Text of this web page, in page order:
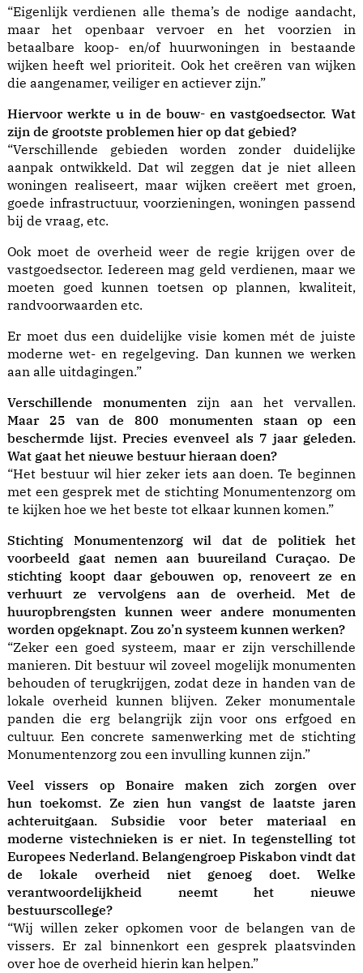
“Eigenlijk verdienen alle thema’s de nodige aandacht,
maar het openbaar vervoer en het voorzien in
betaalbare koop- en/of huurwoningen in bestaande
wijken heeft wel prioriteit. Ook het creëren van wijken
die aangenamer, veiliger en actiever zijn.”
Hiervoor werkte u in de bouw- en vastgoedsector. Wat
zijn de grootste problemen hier op dat gebied?
“Verschillende gebieden worden zonder duidelijke
aanpak ontwikkeld. Dat wil zeggen dat je niet alleen
woningen realiseert, maar wijken creëert met groen,
goede infrastructuur, voorzieningen, woningen passend
bij de vraag, etc.
Ook moet de overheid weer de regie krijgen over de
vastgoedsector. Iedereen mag geld verdienen, maar we
moeten goed kunnen toetsen op plannen, kwaliteit,
randvoorwaarden etc.
Er moet dus een duidelijke visie komen mét de juiste
moderne wet- en regelgeving. Dan kunnen we werken
aan alle uitdagingen.”
Verschillende monumenten zijn aan het vervallen.
Maar25 van de 800 monumenten staan op een
beschermde lijst. Precies evenveel als 7 jaar geleden.
Wat gaat het nieuwe bestuur hieraan doen?
“Het bestuur wil hier zeker iets aan doen. Te beginnen
met een gesprek met de stichting Monumentenzorg om
te kijken hoe we het beste tot elkaar kunnen komen.”
Stichting Monumentenzorg wil dat de politiek het
voorbeeld gaat nemen aan buureiland Curaçao. De
stichting koopt daar gebouwen op, renoveert ze en
verhuurt ze vervolgens aan de overheid. Met de
huuropbrengsten kunnen weer andere monumenten
worden opgeknapt. Zou zo’n systeem kunnen werken?
“Zeker een goed systeem, maar er zijn verschillende
manieren. Dit bestuur wil zoveel mogelijk monumenten
behouden of terugkrijgen, zodat deze in handen van de
lokale overheid kunnen blijven. Zeker monumentale
panden die erg belangrijk zijn voor ons erfgoed en
cultuur. Een concrete samenwerking met de stichting
Monumentenzorg zou een invulling kunnen zijn.”
Veel vissers op Bonaire maken zich zorgen over
hun toekomst. Ze zien hun vangst de laatste jaren
achteruitgaan. Subsidie voor beter materiaal en
moderne vistechnieken is er niet. In tegenstelling tot
Europees Nederland. Belangengroep Piskabon vindt dat
de lokale overheid niet genoeg doet. Welke
verantwoordelijkheid neemt het nieuwe
bestuurscollege?
“Wij willen zeker opkomen voor de belangen van de
vissers. Er zal binnenkort een gesprek plaatsvinden
over hoe de overheid hierin kan helpen.”